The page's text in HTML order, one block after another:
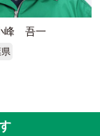
峰 吾一